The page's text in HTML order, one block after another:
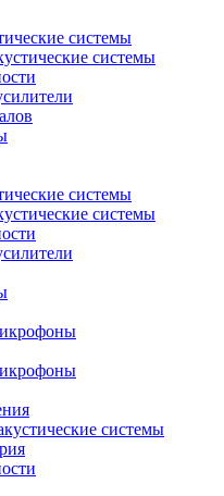
системы
системы
системы
системы
системы